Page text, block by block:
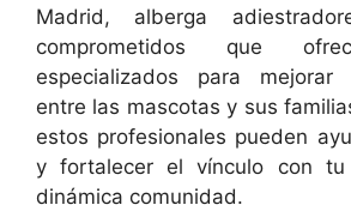
Madrid, alberga
comprometidos que
especializados para mejorar
entre las mascotas y sus
estos profesionales pueden
y fortalecer el vínculo con
dinámica comunidad.